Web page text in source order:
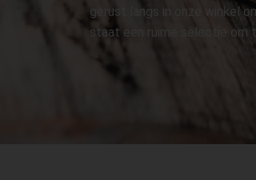
gerust langs in onze winkel
staat een ruime selectie om